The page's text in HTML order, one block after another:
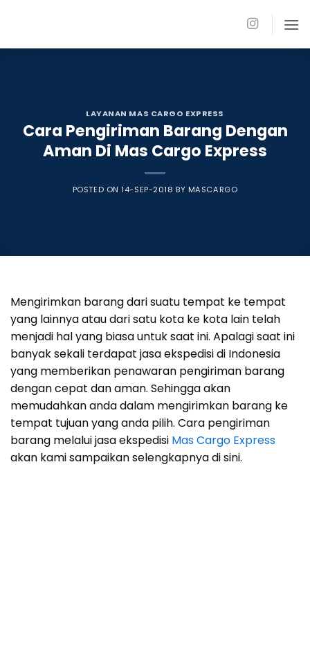
LAYANAN MAS CARGO EXPRESS
Cara Pengiriman Barang Dengan
Aman Di Mas Cargo Express
POSTED ON14-SEP-2018 BY MASCARGO
Mengirimkan barang dari suatu tempat ke tempat
yang lainnya atau dari satu kota ke kota lain telah
menjadi hal yang biasa untuk saat ini. Apalagi saat ini
banyak sekali terdapat jasa ekspedisi di Indonesia
yang memberikan penawaran pengiriman barang
dengan cepat dan aman. Sehingga akan
memudahkan anda dalam mengirimkan barang ke
tempat tujuan yang anda pilih. Cara pengiriman
barang melalui jasa ekspedisi Mas Cargo Express
akan kami sampaikan selengkapnya di sini.